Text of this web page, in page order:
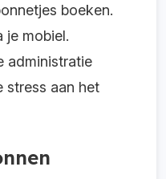
boeken.
je mobiel.
administratie
stress aan het